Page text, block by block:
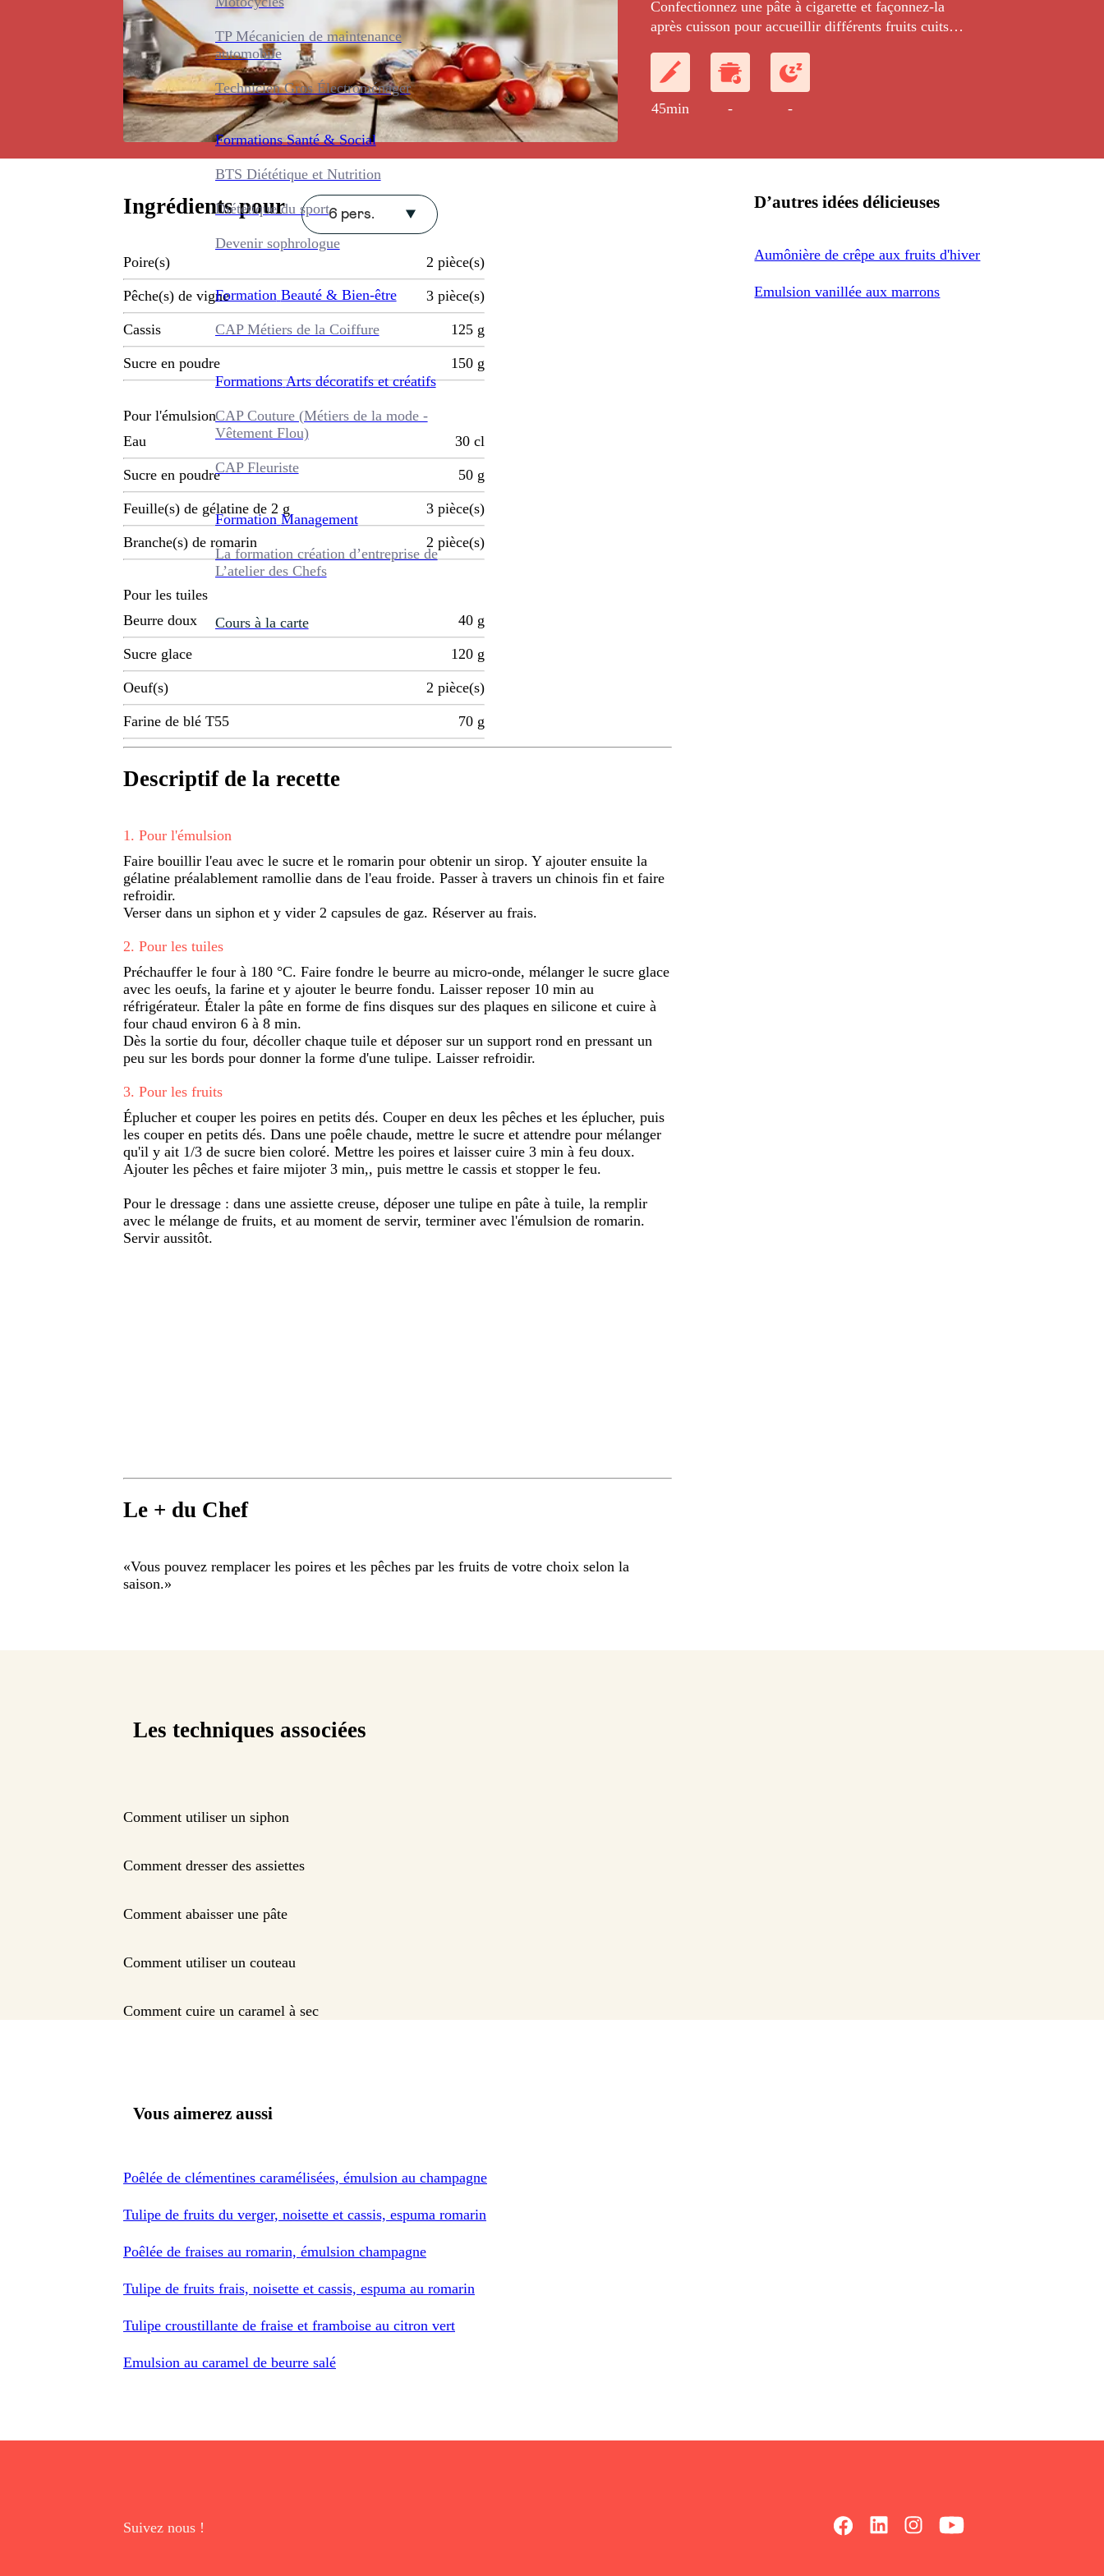
TP Mécanicien de maintenance
automobile
Technicien Gros Électroménager
Formations Santé & Social
BTS Diététique et Nutrition
Diététique du sport
Devenir sophrologue
Formation Beauté & Bien-être
CAP Métiers de la Coiffure
Formations Arts décoratifs et créatifs
CAP Couture (Métiers de la mode -
Vêtement Flou)
CAP Fleuriste
Formation Management
La formation création d’entreprise de
L’atelier des Chefs
Cours à la carte
Confectionnez une pâte à cigarette et façonnez-la
après cuisson pour accueillir différents fruits cuits
siphon pour réaliser une émulsion de romarin.
45min - -
Ingrédients pour 6 pers.
Poire(s) 2 pièce(s)
Pêche(s) de vigne 3 pièce(s)
Cassis 125 g
Sucre en poudre 150 g
Pour l'émulsion
Eau
30 cl
Sucre en poudre 50 g
Feuille(s) de gélatine de 2 g 3 pièce(s)
Branche(s) de romarin 2 pièce(s)
Pour les tuiles
Beurre doux
40 g
Sucre glace 120 g
Oeuf(s) 2 pièce(s)
Farine de blé T55 70 g
Descriptif de la recette
1 . Pour l'émulsion
Faire bouillir l'eau avec le sucre et le romarin pour obtenir un sirop. Y ajouter ensuite la
gélatine préalablement ramollie dans de l'eau froide. Passer à travers un chinois fin et faire
refroidir.
Verser dans un siphon et y vider 2 capsules de gaz. Réserver au frais.
2. Pour les tuiles
Préchauffer le four à 180 °C. Faire fondre le beurre au micro-onde, mélanger le sucre glace
avec les oeufs, la farine et y ajouter le beurre fondu. Laisser reposer 10 min au
réfrigérateur. Étaler la pâte en forme de fins disques sur des plaques en silicone et cuire à
four chaud environ 6 à 8 min.
Dès la sortie du four, décoller chaque tuile et déposer sur un support rond en pressant un
peu sur les bords pour donner la forme d'une tulipe. Laisser refroidir.
3. Pour les fruits
Éplucher et couper les poires en petits dés. Couper en deux les pêches et les éplucher, puis
les couper en petits dés. Dans une poêle chaude, mettre le sucre et attendre pour mélanger
qu'il y ait 1/3 de sucre bien coloré. Mettre les poires et laisser cuire 3 min à feu doux.
Ajouter les pêches et faire mijoter 3 min,, puis mettre le cassis et stopper le feu.
Pour le dressage : dans une assiette creuse, déposer une tulipe en pâte à tuile, la remplir
avec le mélange de fruits, et au moment de servir, terminer avec l'émulsion de romarin.
Servir aussitôt.
Le + du Chef
«Vous pouvez remplacer les poires et les pêches par les fruits de votre choix selon la
saison.»
D’autres idées délicieuses
Aumônière de crêpe aux fruits d'hiver
Emulsion vanillée aux marrons
Les techniques associées
Comment utiliser un siphon
Comment dresser des assiettes
Comment abaisser une pâte
Comment utiliser un couteau
Comment cuire un caramel à sec
Vous aimerez aussi
Poêlée de clémentines caramélisées, émulsion au champagne
Tulipe de fruits du verger, noisette et cassis, espuma romarin
Poêlée de fraises au romarin, émulsion champagne
Tulipe de fruits frais, noisette et cassis, espuma au romarin
Tulipe croustillante de fraise et framboise au citron vert
Emulsion au caramel de beurre salé
Suivez nous !